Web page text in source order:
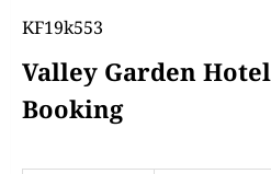
KF19k553
Valley Garden
Booking